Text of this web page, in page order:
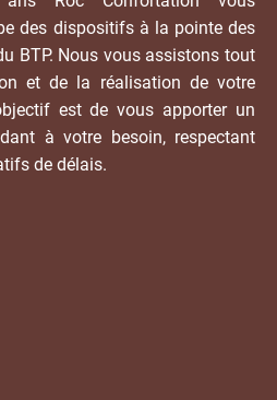
des dispositifs à la pointe des
BTP. Nous vous assistons tout
et de la réalisation de votre
est de vous apporter un
à votre besoin, respectant
de délais.